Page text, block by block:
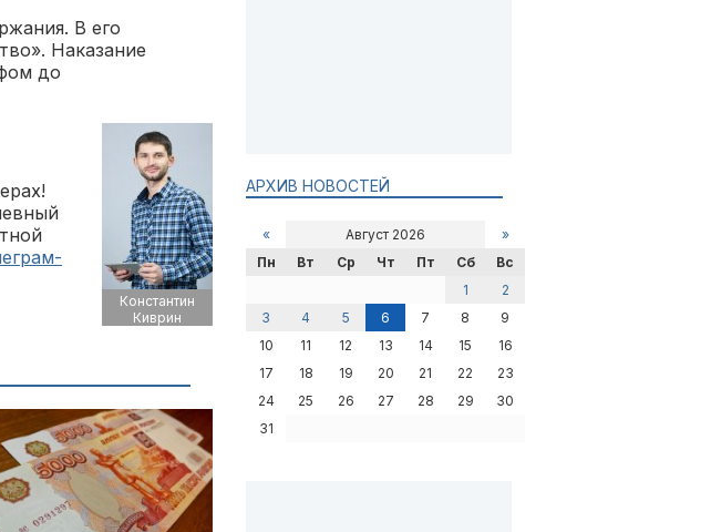
В его
Наказание
до
Константин
Киврин
АРХИВ НОВОСТЕЙ
« Август 2026
»
Пн
Вт Ср Чт Пт Сб
Вс
1
2
3
4 5 6 7 8
9
10
11 12 13 14 15
16
17
18 19 20 21 22
23
24
25 26 27 28 29
30
31